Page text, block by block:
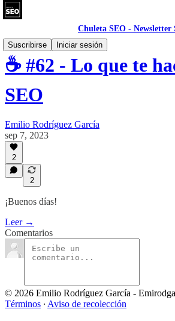
Chuleta SEO - Newsletter
Suscribirse
Iniciar sesión
☕ #62 - Lo que te
SEO
Emilio Rodríguez García
sep 7, 2023
2
2
¡Buenos días!
Leer →
Comentarios
© 2026 Emilio Rodríguez García -
Términos ∙ Aviso de recolección